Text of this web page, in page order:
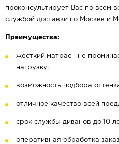
проконсультирует Вас по всем
службой доставки по Москве и
Преимущества:
жесткий матрас - не
нагрузку;
возможность подбора
отличное качество всей
срок службы диванов до 10
оперативная обработка